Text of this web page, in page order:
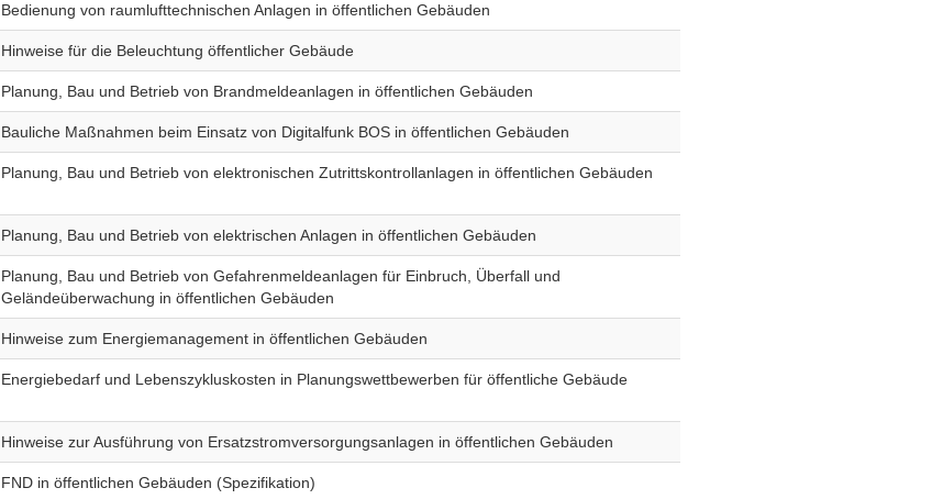
Bedienung von raumlufttechnischen Anlagen in öffentlichen Gebäuden
Hinweise für die Beleuchtung öffentlicher Gebäude
Planung, Bau und Betrieb von Brandmeldeanlagen in öffentlichen Gebäuden
Bauliche Maßnahmen beim Einsatz von Digitalfunk BOS in öffentlichen Gebäuden
Planung, Bau und Betrieb von elektronischen Zutrittskontrollanlagen in öffentlichen Gebäuden
Planung, Bau und Betrieb von elektrischen Anlagen in öffentlichen Gebäuden
Planung, Bau und Betrieb von Gefahrenmeldeanlagen für Einbruch, Überfall und
Geländeüberwachung in öffentlichen Gebäuden
Hinweise zum Energiemanagement in öffentlichen Gebäuden
Energiebedarf und Lebenszykluskosten in Planungswettbewerben für öffentliche Gebäude
Hinweise zur Ausführung von Ersatzstromversorgungsanlagen in öffentlichen Gebäuden
FND in öffentlichen Gebäuden (Spezifikation)